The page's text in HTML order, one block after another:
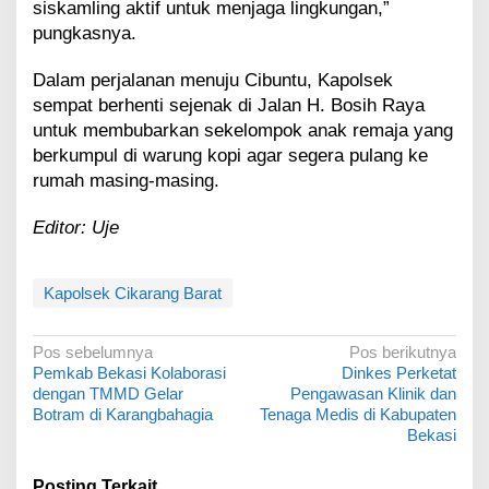
siskamling aktif untuk menjaga lingkungan,”
pungkasnya.
Dalam perjalanan menuju Cibuntu, Kapolsek
sempat berhenti sejenak di Jalan H. Bosih Raya
untuk membubarkan sekelompok anak remaja yang
berkumpul di warung kopi agar segera pulang ke
rumah masing-masing.
Editor: Uje
Kapolsek Cikarang Barat
N
a
v
g
Pos sebelumnya
Pemkab Bekasi Kolaborasi
dengan TMMD Gelar
Botram di Karangbahagia
Pos berikutnya
Dinkes Perketat
Pengawasan Klinik dan
Tenaga Medis di Kabupaten
Bekasi